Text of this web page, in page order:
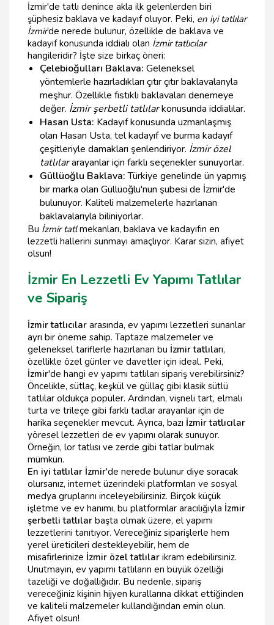
İzmir'de tatlı denince akla ilk gelenlerden biri
şüphesiz baklava ve kadayıf oluyor. Peki, en iyi tatlılar
İzmir’de nerede bulunur, özellikle de baklava ve
kadayıf konusunda iddialı olan İzmir tatlıcılar
hangileridir? İşte size birkaç öneri:
Çelebioğulları Baklava: Geleneksel
yöntemlerle hazırladıkları çıtır çıtır baklavalarıyla
meşhur. Özellikle fıstıklı baklavaları denemeye
değer. İzmir şerbetli tatlılarkonusunda iddialılar.
Hasan Usta: Kadayıf konusunda uzmanlaşmış
olan Hasan Usta, tel kadayıf ve burma kadayıf
çeşitleriyle damakları şenlendiriyor. İzmir özel
tatlılararayanlar için farklı seçenekler sunuyorlar.
Güllüoğlu Baklava:Türkiye genelinde ün yapmış
bir marka olan Güllüoğlu'nun şubesi de İzmir'de
bulunuyor. Kaliteli malzemelerle hazırlanan
baklavalarıyla biliniyorlar.
Bu İzmir tatlmekanları, baklava ve kadayıfın en
lezzetli hallerini sunmayı amaçlıyor. Karar sizin, afiyet
olsun!
İzmir En Lezzetli Ev Yapımı Tatlılar
ve Sipariş
İzmir tatlıcılar arasında, ev yapımı lezzetleri sunanlar
ayrı bir öneme sahip. Taptaze malzemeler ve
geleneksel tariflerle hazırlanan bu İzmir tatlıları,
özellikle özel günler ve davetler için ideal. Peki,
İzmir'de hangi ev yapımı tatlıları sipariş verebilirsiniz?
Öncelikle, sütlaç, keşkül ve güllaç gibi klasik sütlü
tatlılar oldukça popüler. Ardından, vişneli tart, elmalı
turta ve trileçe gibi farklı tadlar arayanlar için de
harika seçenekler mevcut. Ayrıca, bazı İzmir tatlıcılar
yöresel lezzetleri de ev yapımı olarak sunuyor.
Örneğin, lor tatlısı ve zerde gibi tatlar bulmak
mümkün.
En iyi tatlılar İzmir'de nerede bulunur diye soracak
olursanız, internet üzerindeki platformları ve sosyal
medya gruplarını inceleyebilirsiniz. Birçok küçük
işletme ve ev hanımı, bu platformlar aracılığıyla İzmir
şerbetli tatlılar başta olmak üzere, el yapımı
lezzetlerini tanıtıyor. Vereceğiniz siparişlerle hem
yerel üreticileri destekleyebilir, hem de
misafirlerinize İzmir özel tatlılar ikram edebilirsiniz.
Unutmayın, ev yapımı tatlıların en büyük özelliği
tazeliği ve doğallığıdır. Bu nedenle, sipariş
vereceğiniz kişinin hijyen kurallarına dikkat ettiğinden
ve kaliteli malzemeler kullandığından emin olun.
Afiyet olsun!